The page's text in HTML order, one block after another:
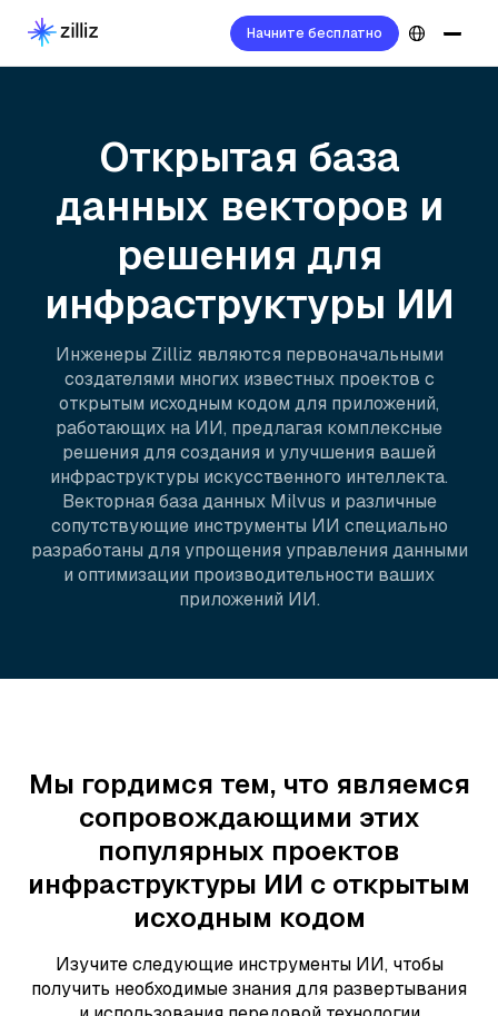
Начните бесплатно
Открытая база
данных векторов и
решения для
инфраструктуры ИИ
Инженеры Zilliz являются первоначальными
создателями многих известных проектов с
открытым исходным кодом для приложений,
работающих на ИИ, предлагая комплексные
решения для создания и улучшения вашей
инфраструктуры искусственного интеллекта.
Векторная база данных Milvus и различные
сопутствующие инструменты ИИ специально
разработаны для упрощения управления данными
и оптимизации производительности ваших
приложений ИИ.
Мы гордимся тем, что являемся
сопровождающими этих
популярных проектов
инфраструктуры ИИ с открытым
исходным кодом
Изучите следующие инструменты ИИ, чтобы
получить необходимые знания для развертывания